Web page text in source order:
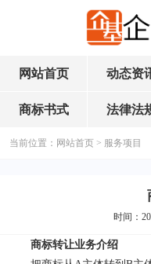
网站首页 动态资
商标书式 法律法
当前位置： 网站首页 > 服务项目
时间：
商标转让业务介绍